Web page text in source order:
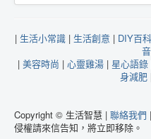
| 生活小常識| 生活創意 | DIY百科
| 美容時尚 | 心靈雞湯 | 星心語錄
身減肥
Copyright © 生活智慧 | 聯絡我們
侵權請來信告知，將立即移除。